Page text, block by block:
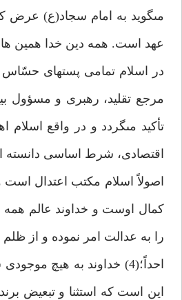
مى‏گويد به امام سجاد(ع) عرض
عهد است. همه دين خدا همين
در اسلام تمامى پست‏هاى
مرجع تقليد، رهبرى و مسؤول
تأكيد مى‏گردد و در واقع
اقتصادى، شرط اساسى دانسته
اصولاً اسلام مكتب اعتدال
كمال اوست و خداوند عالم همه
احداً؛(4) خداوند به هيچ
اين است كه استثنا و تبعيض